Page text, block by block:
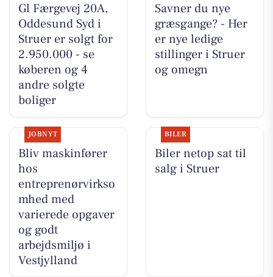
Gl Færgevej 20A,
Oddesund Syd i
Struer er solgt for
2.950.000 - se
køberen og 4
andre solgte
boliger
Savner du nye
græsgange? - Her
er nye ledige
stillinger i Struer
og omegn
JOBNYT
Bliv maskinfører
hos
entreprenørvirkso
mhed med
varierede opgaver
og godt
arbejdsmiljø i
Vestjylland
BILER
Biler netop sat til
salg i Struer